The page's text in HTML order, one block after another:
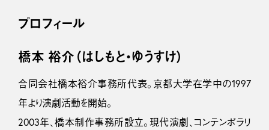
プロフィール
橋本 裕介（はしもと・ゆうすけ）
合同会社橋本裕介事務所代表。京都大学在学中の1997
年より演劇活動を開始。
2003年、橋本制作事務所設立。現代演劇、コンテンポラリ